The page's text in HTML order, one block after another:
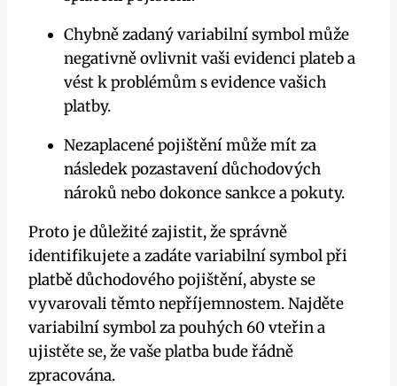
Chybně zadaný variabilní symbol může
negativně ovlivnit vaši evidenci plateb a
vést k problémům s evidence vašich
platby.
Nezaplacené pojištění může mít za
následek pozastavení důchodových
nároků nebo dokonce sankce a pokuty.
Proto je důležité zajistit, že správně
identifikujete a zadáte variabilní symbol při
platbě důchodového pojištění, abyste se
vyvarovali těmto nepříjemnostem. Najděte
variabilní symbol za pouhých 60 vteřin a
ujistěte se, že vaše platba bude řádně
zpracována.